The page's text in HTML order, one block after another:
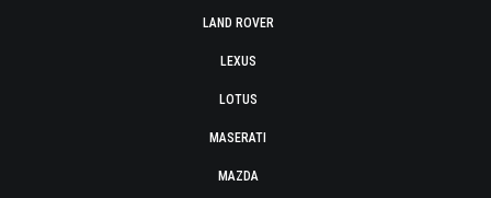
LAND ROVER
LEXUS
LOTUS
MASERATI
MAZDA